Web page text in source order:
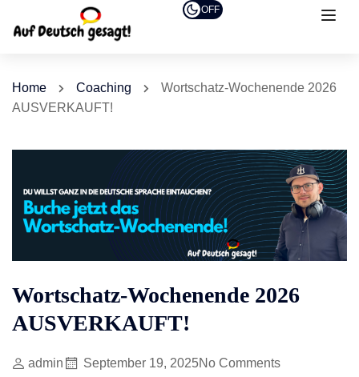
OFF
Home Coaching
Wortschatz-Wochenende 2026
AUSVERKAUFT!
Wortschatz-Wochenende 2026
AUSVERKAUFT!
admin September 19, 2025No Comments